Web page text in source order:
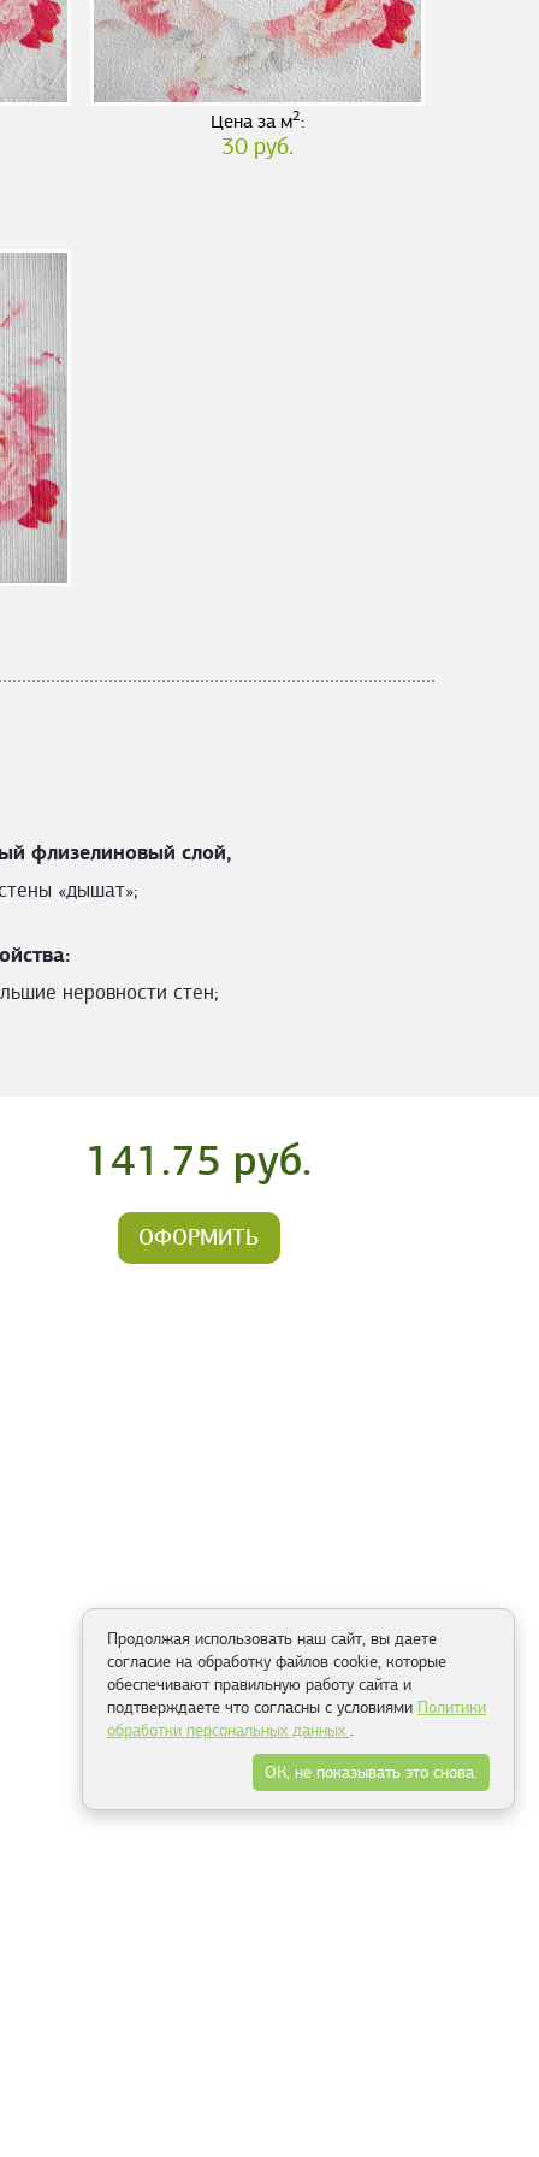
Цена за м2:
30 руб.
флизелиновый слой,
«дышат»;
неровности стен;
141.75 руб.
ОФОРМИТЬ
Продолжая использовать наш сайт, вы даете
согласие на обработку файлов cookie, которые
обеспечивают правильную работу сайта и
подтверждаете что согласны с условиями Политики
обработки персональных данных .
ОК, не показывать это снова.